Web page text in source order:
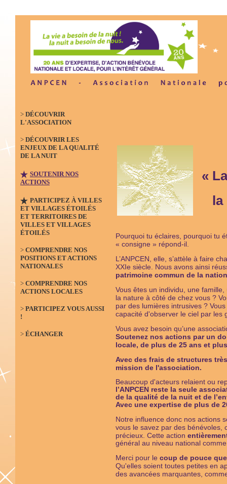
> DÉCOUVRIR
L'ASSOCIATION
> DÉCOUVRIR LES
ENJEUX DE LA QUALITÉ
DE LA NUIT
SOUTENIR NOS
ACTIONS
PARTICIPEZ À VILLES
ET VILLAGES ÉTOILÉS
ET TERRITOIRES DE
VILLES ET VILLAGES
ÉTOILÉS
> COMPRENDRE NOS
POSITIONS ET ACTIONS
NATIONALES
> COMPRENDRE NOS
ACTIONS LOCALES
> PARTICIPEZ VOUS AUSSI
!
> ÉCHANGER
«
la
Pourquoi tu éclaires, pourquoi tu
« consigne » répond-il.
L’ANPCEN, elle, s’attèle à faire
XXIe siècle. Nous avons ainsi
patrimoine commun de la nation
Vous êtes un individu, une
la nature à côté de chez vous ?
par des lumières intrusives ?
capacité d'observer le ciel par les
Vous avez besoin qu’une
Soutenez nos actions par un
locale, de plus de 25 ans et
Avec des frais de structures
mission de l'association.
Beaucoup d'acteurs relaient ou
l’ANPCEN reste la seule
de la qualité de la nuit et de
Avec une expertise de plus de
Notre influence donc nos actions
vous le savez par des bénévoles,
précieux. Cette action
général au niveau national
Merci pour le coup de pouce
Qu'elles soient toutes petites en
des avancées marquantes,